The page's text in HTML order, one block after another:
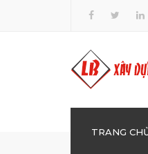
TRANG